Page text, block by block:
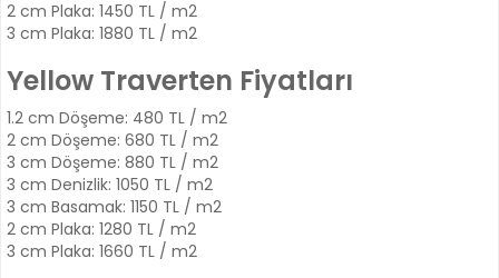
2 cm Plaka: 1450 TL / m2
3 cm Plaka: 1880 TL / m2
Yellow Traverten Fiyatları
1.2 cm Döşeme: 480 TL / m2
2 cm Döşeme: 680 TL / m2
3 cm Döşeme: 880 TL / m2
3 cm Denizlik: 1050 TL / m2
3 cm Basamak: 1150 TL / m2
2 cm Plaka: 1280 TL / m2
3 cm Plaka: 1660 TL / m2